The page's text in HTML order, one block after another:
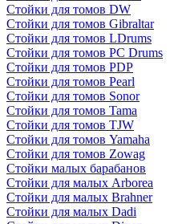
Стойки для томов DW
Стойки для томов Gibraltar
Стойки для томов LDrums
Стойки для томов PC Drums
Стойки для томов PDP
Стойки для томов Pearl
Стойки для томов Sonor
Стойки для томов Tama
Стойки для томов TJW
Стойки для томов Yamaha
Стойки для томов Zowag
Стойки малых барабанов
Стойки для малых Arborea
Стойки для малых Brahner
Стойки для малых Dadi